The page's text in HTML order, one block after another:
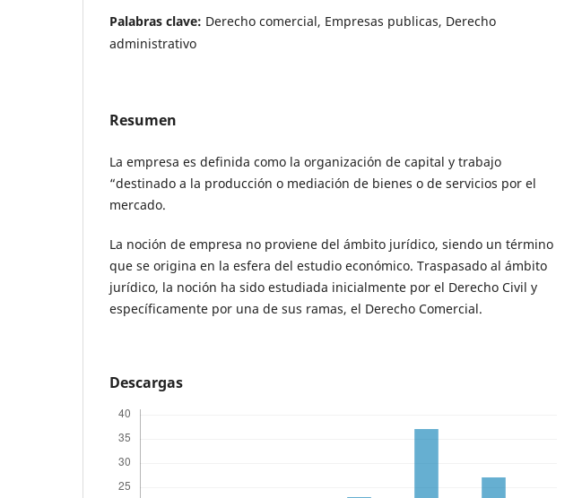
Palabras clave: Derecho comercial, Empresas publicas, Derecho
administrativo
Resumen
La empresa es definida como la organización de capital y trabajo
“destinado a la producción o mediación de bienes o de servicios por el
mercado.
La noción de empresa no proviene del ámbito jurídico, siendo un término
que se origina en la esfera del estudio económico. Traspasado al ámbito
jurídico, la noción ha sido estudiada inicialmente por el Derecho Civil y
específicamente por una de sus ramas, el Derecho Comercial.
Descargas